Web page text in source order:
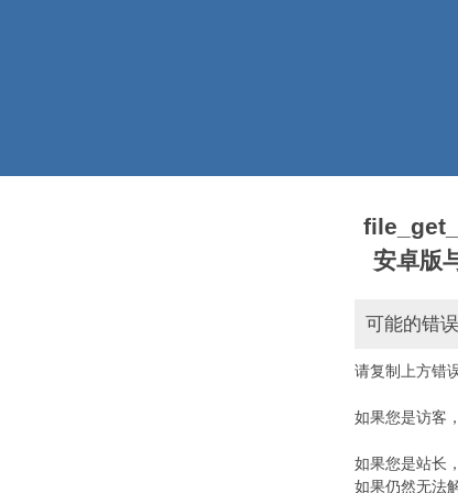
安卓版
可能的错
请复制上方错
如果您是访客
如果您是站长
如果仍然无法